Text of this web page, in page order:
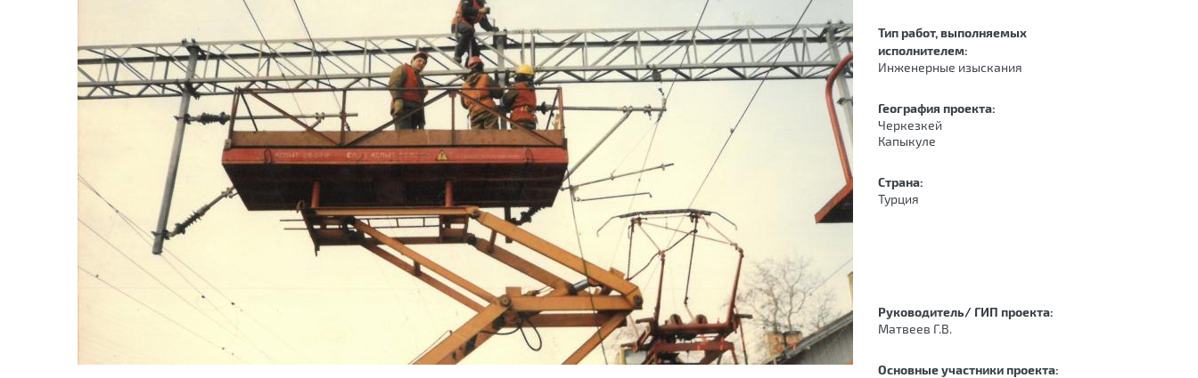
Тип работ, выполняемых
исполнителем:
Инженерные изыскания
География проекта:
Черкезкей
Капыкуле
Страна:
Турция
Руководитель/ ГИП проекта:
Матвеев Г.В.
Основные участники проекта: